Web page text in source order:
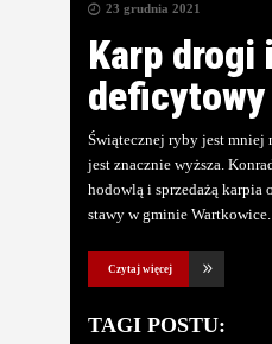
23 grudnia 2021
Karp drogi i
deficytowy
Świątecznej ryby jest mniej
jest znacznie wyższa.
hodowlą i sprzedażą karpia
stawy w gminie
Czytaj więcej
TAGI POSTU: